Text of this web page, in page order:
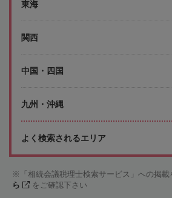
東海
関西
中国・四国
九州・沖縄
よく検索されるエリア
「相続会議税理士検索サービス」への掲
ら
をご確認下さい